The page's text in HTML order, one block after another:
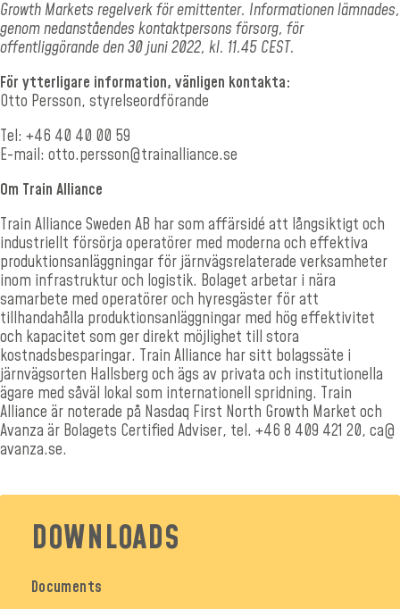
Growth Markets regelverk för emittenter. Informationen lämnades,
genom nedanståendes kontaktpersons försorg, för
offentliggörande den 30 juni 2022, kl. 11.45 CEST.
För ytterligare information, vänligen kontakta:
Otto Persson, styrelseordförande
Tel: +46 40 40 00 59
E-mail: otto.persson@trainalliance.se
Om Train Alliance
Train Alliance Sweden AB har som affärsidé att långsiktigt och
industriellt försörja operatörer med moderna och effektiva
produktionsanläggningar för järnvägsrelaterade verksamheter
inom infrastruktur och logistik. Bolaget arbetar i nära
samarbete med operatörer och hyresgäster för att
tillhandahålla produktionsanläggningar med hög effektivitet
och kapacitet som ger direkt möjlighet till stora
kostnadsbesparingar. Train Alliance har sitt bolagssäte i
järnvägsorten Hallsberg och ägs av privata och institutionella
ägare med såväl lokal som internationell spridning. Train
Alliance är noterade på Nasdaq First North Growth Market och
Avanza är Bolagets Certified Adviser, tel. +46 8 409 421 20, ca@
avanza.se.
DOWNLOADS
Documents